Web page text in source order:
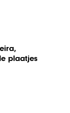
plaatjes